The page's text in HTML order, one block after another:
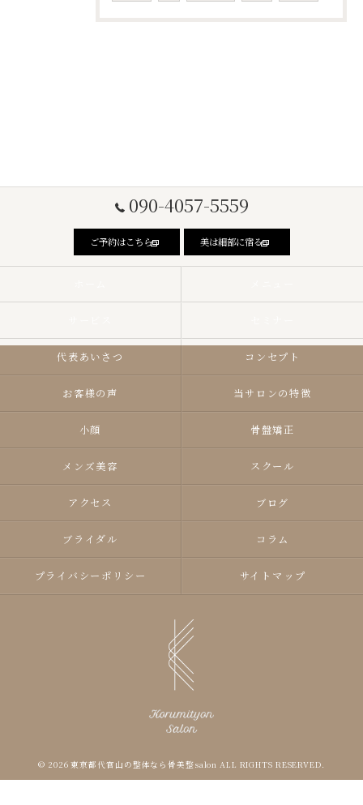
090-4057-5559
ご予約はこちら 美は細部に宿る
代表あいさつ コンセプト
お客様の声 当サロンの特徴
小顔 骨盤矯正
メンズ美容 スクール
アクセス ブログ
ブライダル コラム
プライバシーポリシー サイトマップ
© 2026 東京都代官山の整体なら骨美整salon ALL RIGHTS RESERVED.